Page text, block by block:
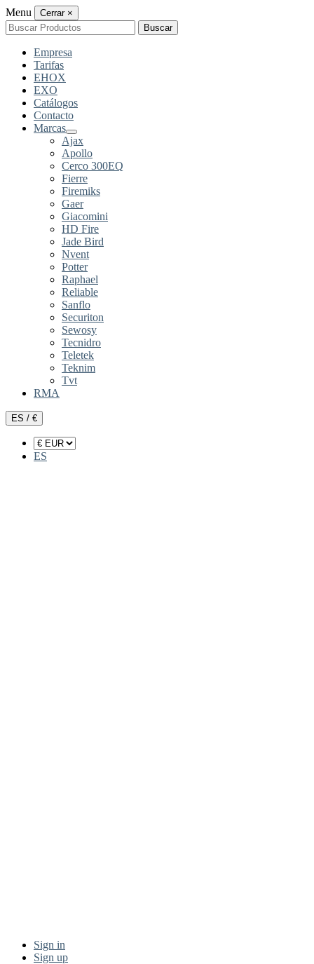
Menu Cerrar ×
Buscar
por:
Buscar
Empresa
Tarifas
EHOX
EXO
Catálogos
Contacto
Marcas
Ajax
Apollo
Cerco 300EQ
Fierre
Firemiks
Gaer
Giacomini
HD Fire
Jade Bird
Nvent
Potter
Raphael
Reliable
Sanflo
Securiton
Sewosy
Tecnidro
Teletek
Teknim
Tvt
RMA
ES / €
ES
Sign in
Sign up